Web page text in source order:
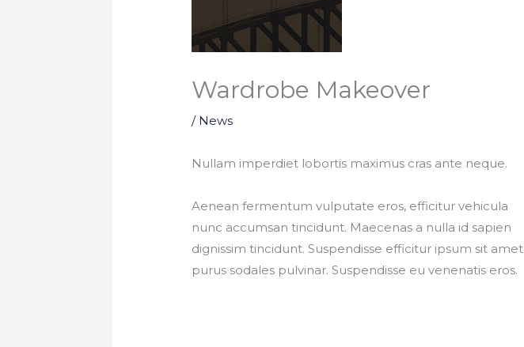
Wardrobe Makeover
/ News
Nullam imperdiet lobortis maximus cras ante neque.
Aenean fermentum vulputate eros, efficitur vehicula
nunc accumsan tincidunt. Maecenas a nulla id sapien
dignissim tincidunt. Suspendisse efficitur ipsum sit amet
purus sodales pulvinar. Suspendisse eu venenatis eros.